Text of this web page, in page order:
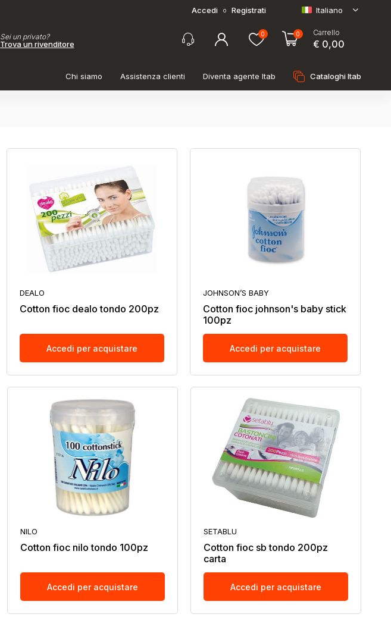
Accedi o Registrati Italiano
Sei un privato?
Trova un rivenditore
0 0 Carrello
€ 0,00
Chi siamo Assistenza clienti Diventa agente Itab Cataloghi Itab
DEALO
Cotton fioc dealo tondo 200pz
Accedi per acquistare
JOHNSON’S BABY
Cotton fioc johnson's baby stick
100pz
Accedi per acquistare
NILO
Cotton fioc nilo tondo 100pz
Accedi per acquistare
SETABLU
Cotton fioc sb tondo 200pz
carta
Accedi per acquistare